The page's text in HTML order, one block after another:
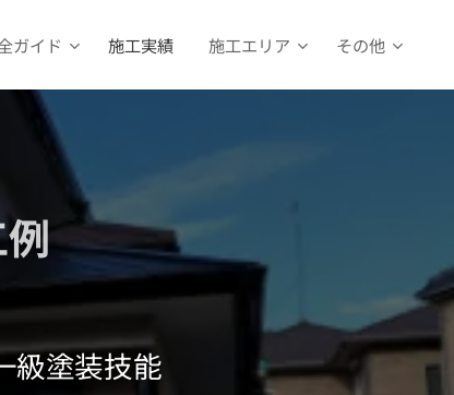
ガイド 施工実績 施工エリア その他
級塗装技能